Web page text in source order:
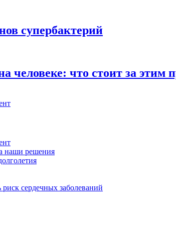
супербактерий
человеке: что стоит за этим
наши решения
сердечных заболеваний